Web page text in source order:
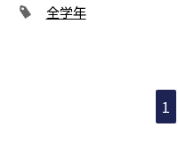
全学年
1